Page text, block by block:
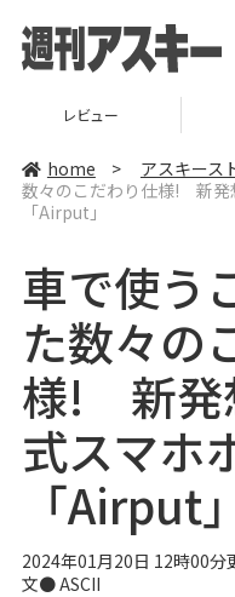
レビュー
home > アスキース
数々のこだわり仕様! 新発
「Airput」
車で使う
た数々の
様! 新発
式スマホ
「Airput」
2024年01月20日 12時00分
文● ASCII